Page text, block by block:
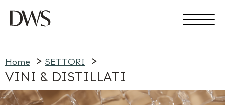
Home SETTORI
VINI & DISTILLATI